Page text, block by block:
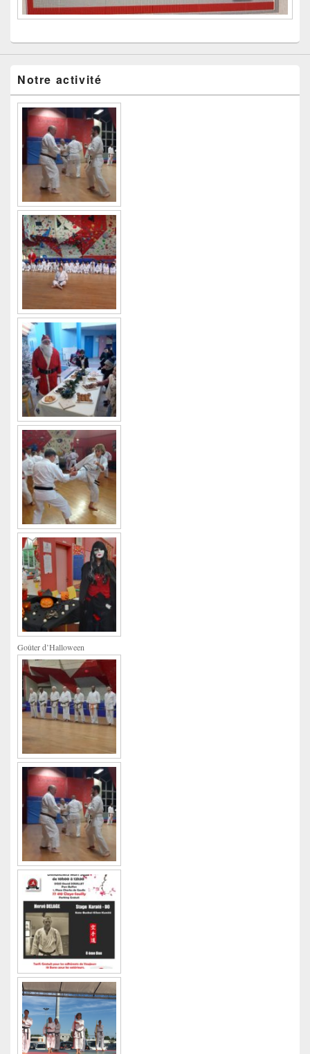
Notre activité
Goûter d’Halloween